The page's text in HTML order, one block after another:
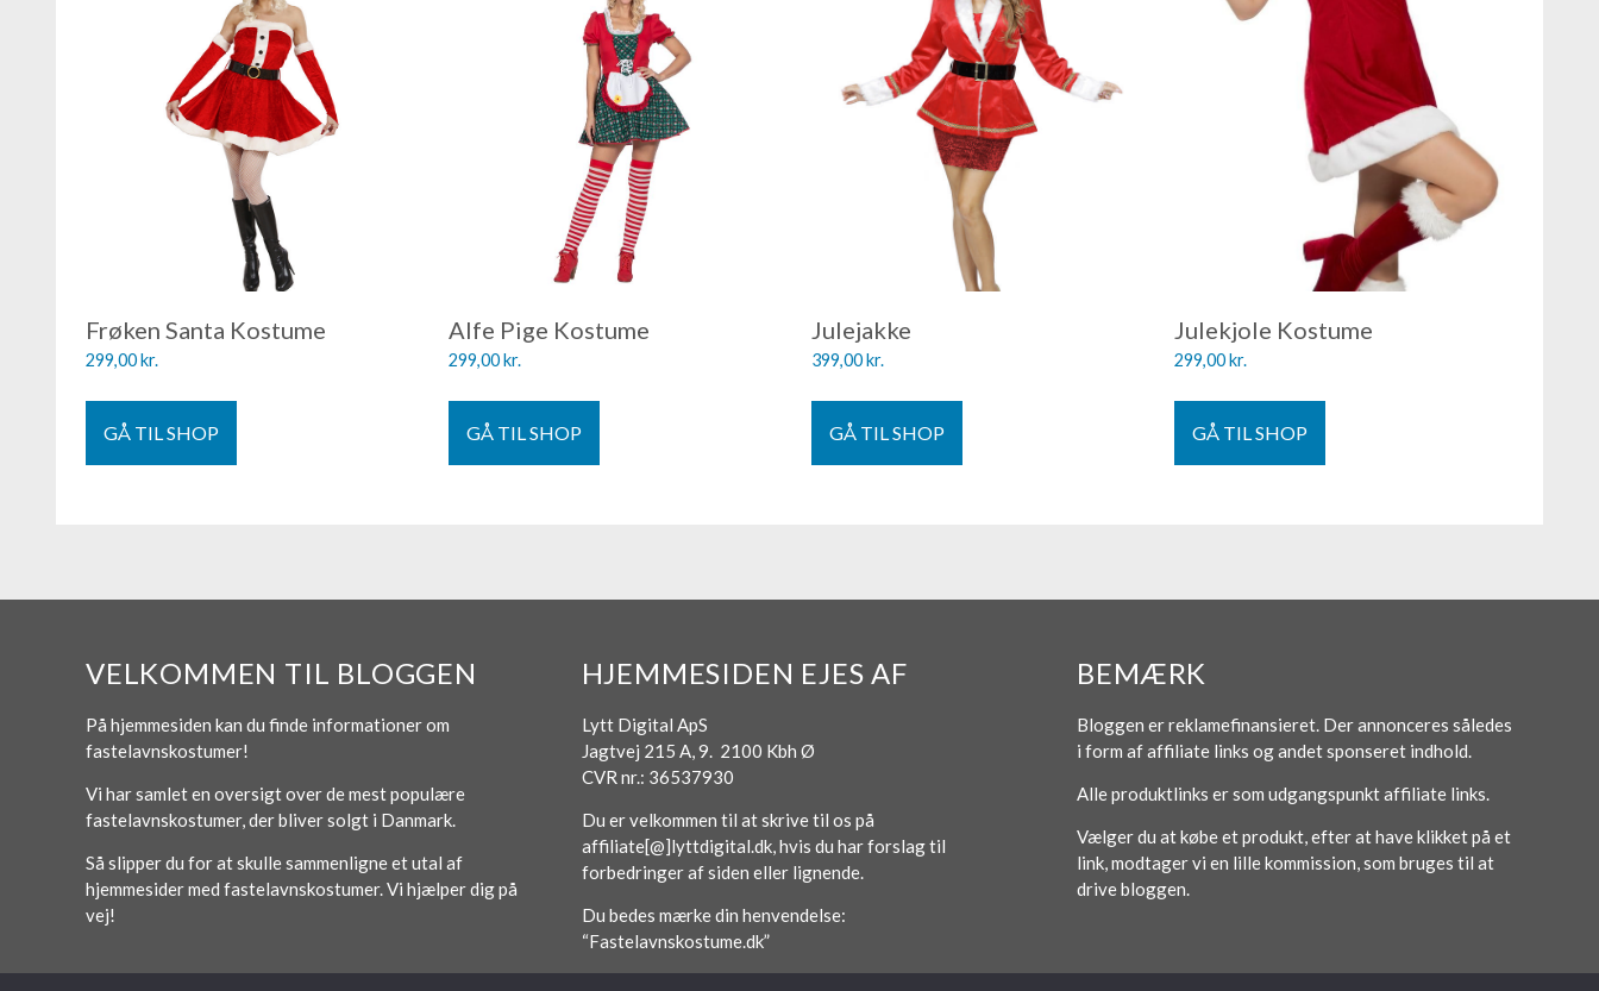
Frøken Santa Kostume
299,00kr.
GÅ TIL SHOP
Alfe Pige Kostume
299,00kr.
GÅ TIL SHOP
Julejakke
399,00kr.
GÅ TIL SHOP
Julekjole Kostume
299,00kr.
GÅ TIL SHOP
VELKOMMEN TIL BLOGGEN
På hjemmesiden kan du finde informationer om
fastelavnskostumer!
Vi har samlet en oversigt over de mest populære
fastelavnskostumer, der bliver solgt i Danmark.
Så slipper du for at skulle sammenligne et utal af
hjemmesider med fastelavnskostumer. Vi hjælper dig på
vej!
HJEMMESIDEN EJES AF
Lytt Digital ApS
Jagtvej 215 A, 9. 2100 Kbh Ø
CVR nr.: 36537930
Du er velkommen til at skrive til os på
affiliate[@]lyttdigital.dk, hvis du har forslag til
forbedringer af siden eller lignende.
Du bedes mærke din henvendelse:
“Fastelavnskostume.dk”
BEMÆRK
Bloggen er reklamefinansieret. Der annonceres således
i form af affiliate links og andet sponseret indhold.
Alle produktlinks er som udgangspunkt affiliate links.
Vælger du at købe et produkt, efter at have klikket på et
link, modtager vi en lille kommission, som bruges til at
drive bloggen.